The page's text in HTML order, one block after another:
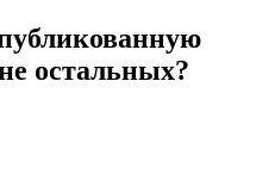
остальных?